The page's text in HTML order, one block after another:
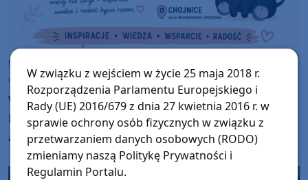
Chojnice
czwartek, 6 sierpnia 2026, 10:00
W sobotę (8.08) w Chojnicach Targi Rodzinne
Baby Boom. Będą porady specjalistów i
animacje dla całych rodzin
W związku z wejściem w życie 25 maja 2018 r.
Rozporządzenia Parlamentu Europejskiego i
Rady (UE) 2016/679 z dnia 27 kwietnia 2016 r. w
sprawie ochrony osób fizycznych w związku z
przetwarzaniem danych osobowych (RODO)
zmieniamy naszą Politykę Prywatności i
Regulamin Portalu.